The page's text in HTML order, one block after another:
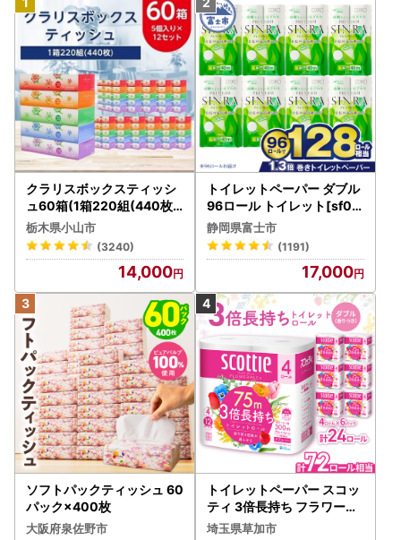
クラリスボックスティッシ
ュ60箱(1箱220組(440枚))
(5個入り×12セット)【配送
不可地域：離島・沖縄県】
【1256759】
栃木県小山市
(3240)
14,000
トイレットペーパー ダブル
96ロール トイレット[sf00
1-012]
静岡県富士市
(1191)
17,000
ソフトパックティッシュ 60
パック×400枚
大阪府泉佐野市
トイレットペーパー スコッ
ティ 3倍長持ち フラワーパ
ック 4ロール×6P
埼玉県草加市